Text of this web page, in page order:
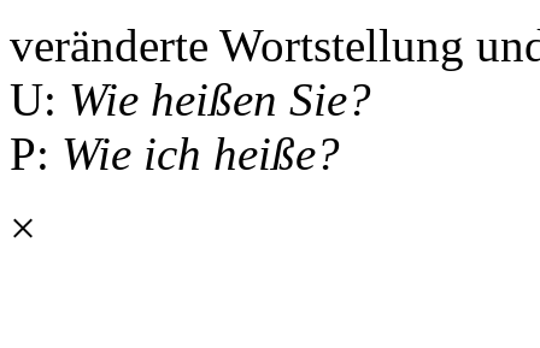
veränderte Wortstellung
U: Wie heißen Sie?
P: Wie ich heiße?
×